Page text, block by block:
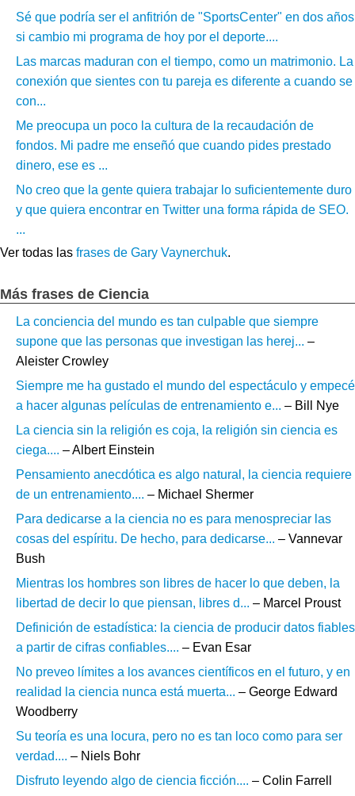
Sé que podría ser el anfitrión de "SportsCenter" en dos años
si cambio mi programa de hoy por el deporte....
Las marcas maduran con el tiempo, como un matrimonio. La
conexión que sientes con tu pareja es diferente a cuando se
con...
Me preocupa un poco la cultura de la recaudación de
fondos. Mi padre me enseñó que cuando pides prestado
dinero, ese es ...
No creo que la gente quiera trabajar lo suficientemente duro
y que quiera encontrar en Twitter una forma rápida de SEO.
...
Ver todas las frases de Gary Vaynerchuk.
Más frases de Ciencia
La conciencia del mundo es tan culpable que siempre
supone que las personas que investigan las herej... –
Aleister Crowley
Siempre me ha gustado el mundo del espectáculo y empecé
a hacer algunas películas de entrenamiento e... – Bill Nye
La ciencia sin la religión es coja, la religión sin ciencia es
ciega.... – Albert Einstein
Pensamiento anecdótica es algo natural, la ciencia requiere
de un entrenamiento.... – Michael Shermer
Para dedicarse a la ciencia no es para menospreciar las
cosas del espíritu. De hecho, para dedicarse... – Vannevar
Bush
Mientras los hombres son libres de hacer lo que deben, la
libertad de decir lo que piensan, libres d... – Marcel Proust
Definición de estadística: la ciencia de producir datos fiables
a partir de cifras confiables.... – Evan Esar
No preveo límites a los avances científicos en el futuro, y en
realidad la ciencia nunca está muerta... – George Edward
Woodberry
Su teoría es una locura, pero no es tan loco como para ser
verdad.... – Niels Bohr
Disfruto leyendo algo de ciencia ficción.... – Colin Farrell